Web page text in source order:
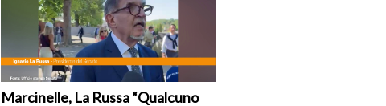
Marcinelle, La Russa “Qualcuno